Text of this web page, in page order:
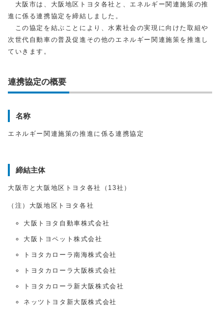
大阪市は、大阪地区トヨタ各社と、エネルギー関連施策の推
進に係る連携協定を締結しました。
この協定を結ぶことにより、水素社会の実現に向けた取組や
次世代自動車の普及促進その他のエネルギー関連施策を推進し
ていきます。
連携協定の概要
名称
エネルギー関連施策の推進に係る連携協定
締結主体
大阪市と大阪地区トヨタ各社（13社）
（注）大阪地区トヨタ各社
大阪トヨタ自動車株式会社
大阪トヨペット株式会社
トヨタカローラ南海株式会社
トヨタカローラ大阪株式会社
トヨタカローラ新大阪株式会社
ネッツトヨタ新大阪株式会社